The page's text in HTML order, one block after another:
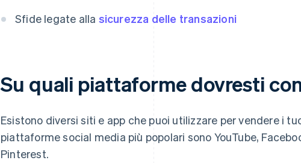
Sfide legate alla sicurezza delle transazioni
Su quali piattaforme dovresti
Esistono diversi siti e app che puoi utilizzare per vendere i
piattaforme social media più popolari sono YouTube,
Pinterest.